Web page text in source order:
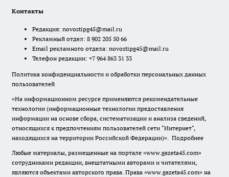
Контакты
Редакция: novostipg45@mail.ru
Рекламный отдел: 8 902 205 50 66
Email рекламного отдела: novostipg45@mail.ru
Телефон редакции: +7 964 863 31 33
Политика конфиденциальности и обработки персональных данных
пользователей
«На информационном ресурсе применяются рекомендательные
технологии (информационные технологии предоставления
информации на основе сбора, систематизации и анализа сведений,
относящихся к предпочтениям пользователей сети "Интернет",
находящихся на территории Российской Федерации)». Подробнее
Любые материалы, размещенные на портале «www.gazeta45.com»
сотрудниками редакции, внештатными авторами и читателями,
являются объектами авторского права. Права «www.gazeta45.com» на